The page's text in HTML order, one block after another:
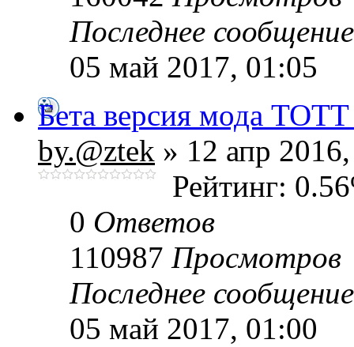
Последнее
05 май 2017, 01:05
Бета версия мода
by.@ztek » 12 апр
Рейтинг:
0 Ответов
110987 Просмотров
Последнее
05 май 2017, 01:00